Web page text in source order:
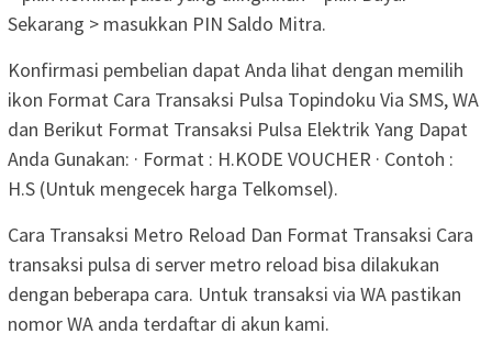
Sekarang > masukkan PIN Saldo Mitra.
Konfirmasi pembelian dapat Anda lihat dengan memilih
ikon Format Cara Transaksi Pulsa Topindoku Via SMS, WA
dan Berikut Format Transaksi Pulsa Elektrik Yang Dapat
Anda Gunakan: · Format : H.KODE VOUCHER · Contoh :
H.S (Untuk mengecek harga Telkomsel).
Cara Transaksi Metro Reload Dan Format Transaksi Cara
transaksi pulsa di server metro reload bisa dilakukan
dengan beberapa cara. Untuk transaksi via WA pastikan
nomor WA anda terdaftar di akun kami.